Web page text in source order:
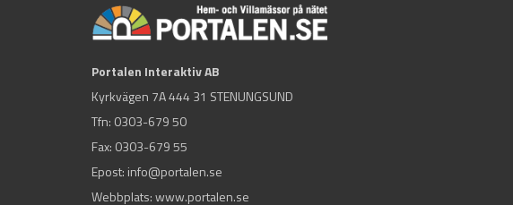
Portalen Interaktiv AB
Kyrkvägen 7A 444 31 STENUNGSUND
Tfn: 0303-679 50
Fax: 0303-679 55
Epost: info@portalen.se
Webbplats: www.portalen.se